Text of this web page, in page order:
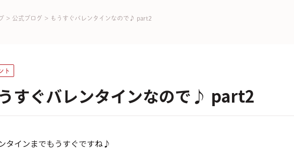
> 公式ブログ > もうすぐバレンタインなので♪ part2
ト
すぐバレンタインなので♪ part2
タインまでもうすぐですね♪